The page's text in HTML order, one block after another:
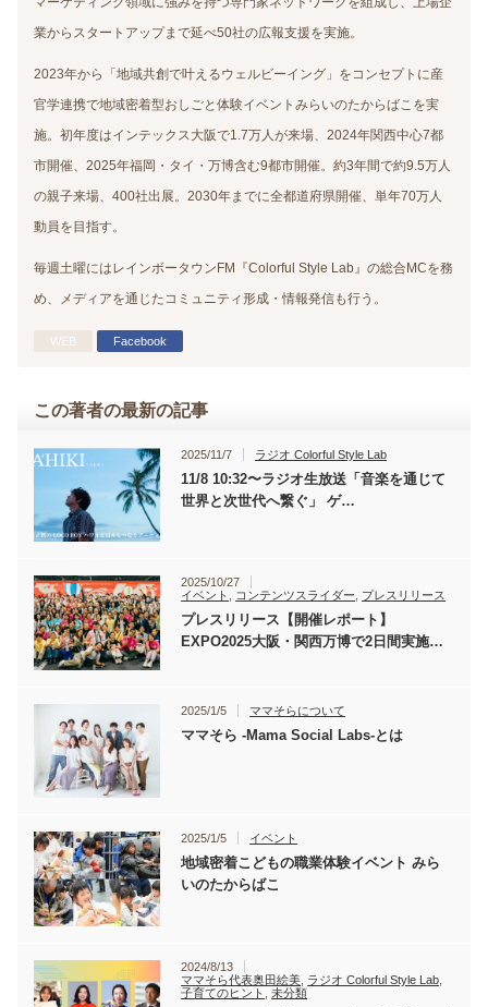
業からスタートアップまで延べ50社の広報支援を実施。
2023年から「地域共創で叶えるウェルビーイング」をコンセプトに産
官学連携で地域密着型おしごと体験イベントみらいのたからばこを実
施。初年度はインテックス大阪で1.7万人が来場、2024年関西中心7都
市開催、2025年福岡・タイ・万博含む9都市開催。約3年間で約9.5万人
の親子来場、400社出展。2030年までに全都道府県開催、単年70万人
動員を目指す。
毎週土曜にはレインボータウンFM『Colorful Style Lab』の総合MCを務
め、メディアを通じたコミュニティ形成・情報発信も行う。
WEB Facebook
この著者の最新の記事
2025/11/7 ラジオ Colorful Style Lab
11/8 10:32〜ラジオ生放送「音楽を通じて
世界と次世代へ繋ぐ」 ゲ…
2025/10/27
イベント
コンテンツスライダー プレスリリース
プレスリリース【開催レポート】
EXPO2025大阪・関西万博で2日間実施…
2025/1/5 ママそらについて
ママそら -Mama Social Labs-とは
2025/1/5 イベント
地域密着こどもの職業体験イベント みら
いのたからばこ
2024/8/13
ママそら代表奥田絵美 ラジオ Colorful Style Lab
子育てのヒント
,未分類